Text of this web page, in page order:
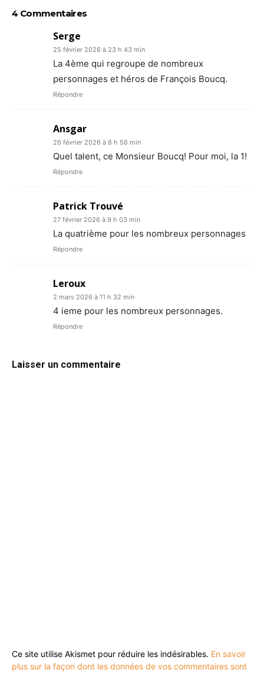
4 Commentaires
Serge
25 février 2026 à 23 h 43 min
La 4ème qui regroupe de nombreux
personnages et héros de François Boucq.
Répondre
Ansgar
26 février 2026 à 8 h 56 min
Quel talent, ce Monsieur Boucq! Pour moi, la 1!
Répondre
Patrick Trouvé
27 février 2026 à 9 h 03 min
La quatrième pour les nombreux personnages
Répondre
Leroux
2 mars 2026 à 11 h 32 min
4 ieme pour les nombreux personnages.
Répondre
Laisser un commentaire
Ce site utilise Akismet pour réduire les indésirables. En savoir
plus sur la façon dont les données de vos commentaires sont